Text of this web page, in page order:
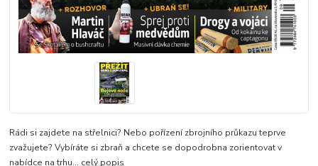
Rádi si zajdete na střelnici? Nebo pořízení zbrojního průkazu teprve
zvažujete? Vybíráte si zbraň a chcete se dopodrobna zorientovat v
nabídce na trhu... celý popis